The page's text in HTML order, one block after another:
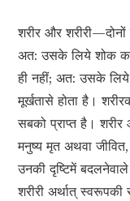
शरीर और शरीरी—दोनों
अत: उसके लिये शोक
ही नहीं; अत: उसके
मूर्खतासे होता है।
सबको प्राप्त है। शरीर
मनुष्य मृत अथवा
उनकी दृष्टिमें
शरीरी अर्थात् स्वरूपकी